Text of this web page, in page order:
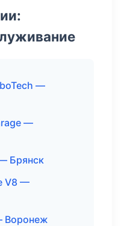
—
—
Брянск
V8 —
Воронеж